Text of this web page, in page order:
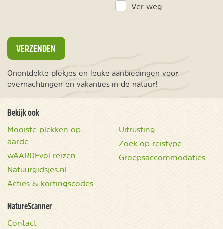
Ver weg
VERZENDEN
Onontdekte plekjes en leuke aanbiedingen voor
overnachtingen en vakanties in de natuur!
Bekijk ook
Mooiste plekken op
aarde
wAARDEvol reizen
Natuurgidsjes.nl
Acties & kortingscodes
Uitrusting
Zoek op reistype
Groepsaccommodaties
NatureScanner
Contact